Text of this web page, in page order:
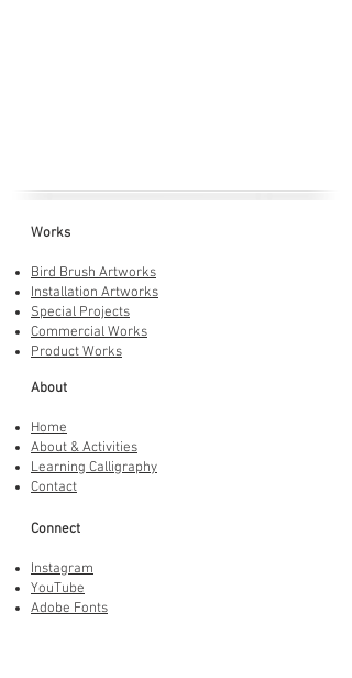
Works
Bird Brush Artworks
Installation Artworks
Special Projects
Commercial Works
Product Works
About
Home
About & Activities
Learning Calligraphy
Contact
Connect
Instagram
YouTube
Adobe Fonts